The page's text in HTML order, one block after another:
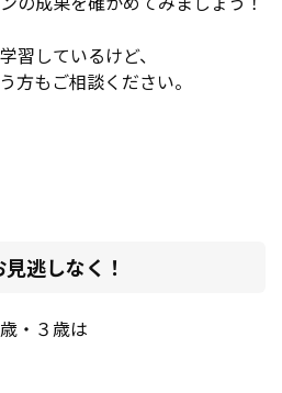
習しているけど、
方もご相談ください。
逃しなく！
・３歳は